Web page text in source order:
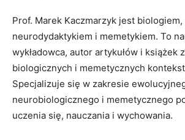
Prof. Marek Kaczmarzyk jest biologiem,
neurodydaktykiem i memetykiem. To
wykładowca, autor artykułów i książek
biologicznych i memetycznych
Specjalizuje się w zakresie
neurobiologicznego i memetycznego
uczenia się, nauczania i wychowania.